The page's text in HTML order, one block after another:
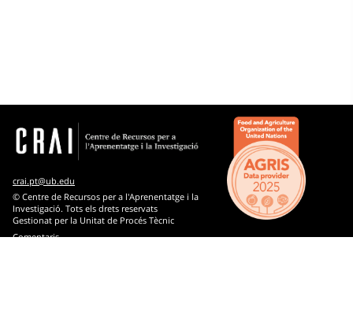
Biblioteconomia i documentació
Biologia
Ciències econòmiques i empresarials
Ciències socials: demografia, sociologia, estadística,
política
crai.pt@ub.edu
© Centre de Recursos per a l'Aprenentatge i la
Investigació. Tots els drets reservats
Gestionat per la Unitat de Procés Tècnic
Comentaris